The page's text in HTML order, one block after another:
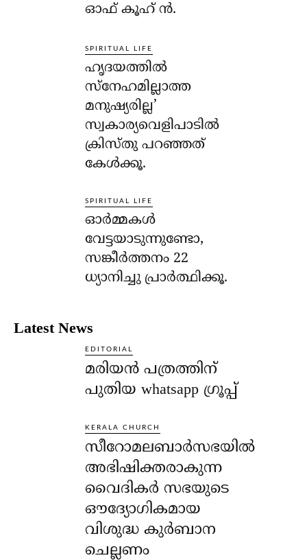
ഓഫ് കൂഹ് ന്‍.
SPIRITUAL LIFE
ഹൃദയത്തില്‍
സ്‌നേഹമില്ലാത്ത
മനുഷ്യരില്ല’
സ്വകാര്യവെളിപാടില്‍
ക്രിസ്തു പറഞ്ഞത്
കേള്‍ക്കൂ.
SPIRITUAL LIFE
ഓര്‍മ്മകള്‍
വേട്ടയാടുന്നുണ്ടോ,
സങ്കീര്‍ത്തനം 22
ധ്യാനിച്ചു പ്രാര്‍ത്ഥിക്കൂ.
Latest News
EDITORIAL
മരിയൻ പത്രത്തിന്
പുതിയ whatsapp ഗ്രൂപ്പ്
KERALA CHURCH
സീറോമലബാർസഭയിൽ
അഭിഷിക്തരാകുന്ന
വൈദികർ സഭയുടെ
ഔദ്യോഗികമായ
വിശുദ്ധ കുർബാന
ചെല്ലണം